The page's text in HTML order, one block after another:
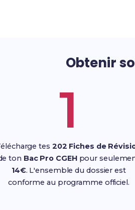
Obtenir
1
tes 202 Fiches de
ton Bac Pro CGEHpour
14€. L'ensemble du dossier est
conforme au programme officiel.